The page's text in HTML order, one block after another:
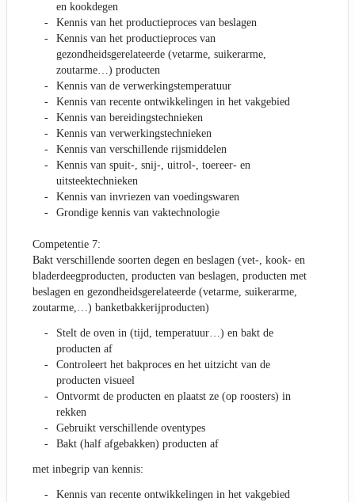
en kookdegen
Kennis van het productieproces van beslagen
Kennis van het productieproces van
gezondheidsgerelateerde (vetarme, suikerarme,
zoutarme…) producten
Kennis van de verwerkingstemperatuur
Kennis van recente ontwikkelingen in het vakgebied
Kennis van bereidingstechnieken
Kennis van verwerkingstechnieken
Kennis van verschillende rijsmiddelen
Kennis van spuit-, snij-, uitrol-, toereer- en
uitsteektechnieken
Kennis van invriezen van voedingswaren
Grondige kennis van vaktechnologie
Competentie 7:
Bakt verschillende soorten degen en beslagen (vet-, kook- en
bladerdeegproducten, producten van beslagen, producten met
beslagen en gezondheidsgerelateerde (vetarme, suikerarme,
zoutarme,…) banketbakkerijproducten)
Stelt de oven in (tijd, temperatuur…) en bakt de
producten af
Controleert het bakproces en het uitzicht van de
producten visueel
Ontvormt de producten en plaatst ze (op roosters) in
rekken
Gebruikt verschillende oventypes
Bakt (half afgebakken) producten af
met inbegrip van kennis:
Kennis van recente ontwikkelingen in het vakgebied